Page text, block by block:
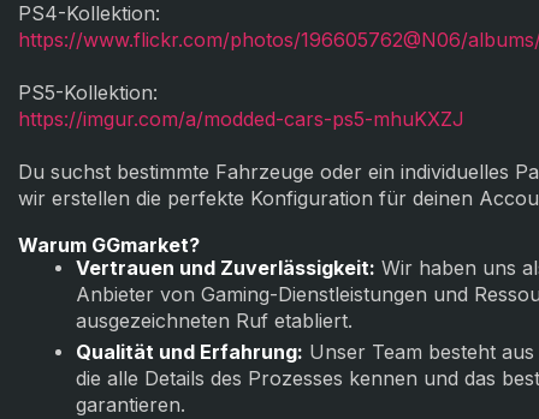
PS4-Kollektion:
https://www.flickr.com/photos/196605762@N06/
PS5-Kollektion:
https://imgur.com/a/modded-cars-ps5-mhuKXZJ
Du suchst bestimmte Fahrzeuge oder ein individuelles
wir erstellen die perfekte Konfiguration für deinen
Warum GGmarket?
Vertrauen und Zuverlässigkeit: Wir haben uns
Anbieter von Gaming-Dienstleistungen und
ausgezeichneten Ruf etabliert.
Qualität und Erfahrung: Unser Team besteht
die alle Details des Prozesses kennen und das
garantieren.